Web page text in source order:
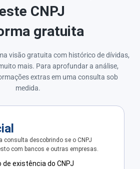
CNPJ
gratuita
visão gratuita com histórico de dívidas,
mais. Para aprofundar a análise,
extras em uma consulta sob
medida.
consulta descobrindo se o CNPJ
com bancos e outras empresas.
existência do CNPJ